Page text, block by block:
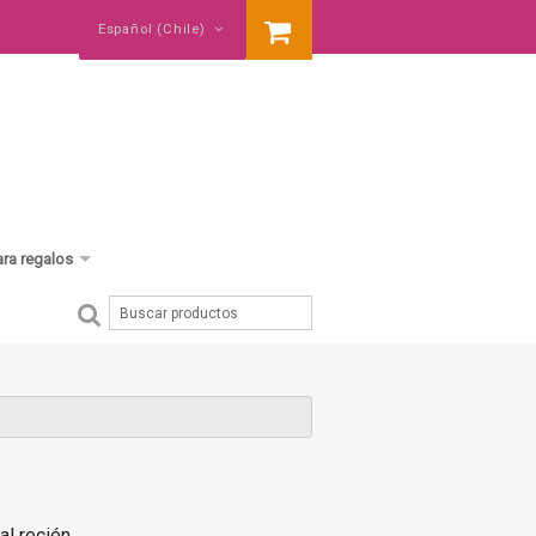
Español (Chile)
regalos
cumpleaños